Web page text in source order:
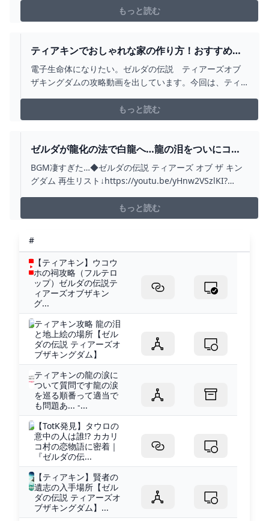
もっと読む
ティアキンでおしゃれな家の作り方！おすすめの
ユニットの使い方やレイアウトをご紹介！ -
YOUTUBE
電子生命体になりたい。ゼルダの伝説 ティアーズオブ
ザキングダムの攻略動画を出しています。今回は、ティ
もっと読む
ゼルダが龍化の法で白龍へ…龍の泪をついにコン
プリート!!ティアキン最速実況PART91【ゼルダの
伝説 ティアーズ オブ ザ キングダム】 - YOUTUBE
BGM凄すぎた…◆ゼルダの伝説 ティアーズ オブ ザ キン
グダム 再生リスト↓https://youtu.be/yHnw2VSzlKI?
の伝説 ブレス オブ ザ ワイルド 再生リスト
↓https://youtu.be/dtIA2...
もっと読む
#
【ティアキン】ウコウ
ホの祠攻略（フルテロ
ップ）ゼルダの伝説テ
ィアーズオブザキン
グ...
ティアキン攻略 龍の泪
と地上絵の場所【ゼル
ダの伝説 ティアーズオ
ブザキングダム】
ティアキンの龍の涙に
ついて質問です龍の涙
を巡る順番って適当で
も問題あ... -...
【TotK発見】タウロの
意中の人は誰!? カカリ
コ村の恋物語に密着｜
『ゼルダの伝...
【ティアキン】賢者の
遺志の入手場所【ゼル
ダの伝説 ティアーズオ
ブザキングダム】...